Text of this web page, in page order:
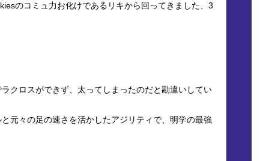
のコミュ力お化けであるリキから回ってきました、3
クロスができず、太ってしまったのだと勘違いしてい
元々の足の速さを活かしたアジリティで、明学の最強